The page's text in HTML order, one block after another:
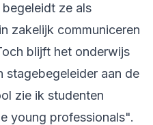
ze als
zakelijk communiceren
blijft het onderwijs
stagebegeleider aan de
zie ik studenten
young professionals".